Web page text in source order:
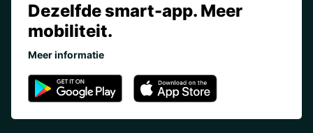
Dezelfde smart-app. Meer
mobiliteit.
Meer informatie